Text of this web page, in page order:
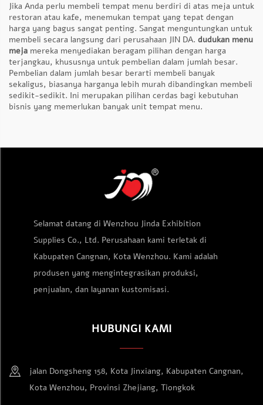
Jika Anda perlu membeli tempat menu berdiri di atas meja untuk
restoran atau kafe, menemukan tempat yang tepat dengan
harga yang bagus sangat penting. Sangat menguntungkan untuk
membeli secara langsung dari perusahaan JIN DA. dudukan menu
meja mereka menyediakan beragam pilihan dengan harga
terjangkau, khususnya untuk pembelian dalam jumlah besar.
Pembelian dalam jumlah besar berarti membeli banyak
sekaligus, biasanya harganya lebih murah dibandingkan membeli
sedikit-sedikit. Ini merupakan pilihan cerdas bagi kebutuhan
bisnis yang memerlukan banyak unit tempat menu.
Selamat datang di Wenzhou Jinda Exhibition
Supplies Co., Ltd. Perusahaan kami terletak di
Kabupaten Cangnan, Kota Wenzhou. Kami adalah
produsen yang mengintegrasikan produksi,
penjualan, dan layanan kustomisasi.
HUBUNGI KAMI
jalan Dongsheng 158, Kota Jinxiang, Kabupaten Cangnan,
Kota Wenzhou, Provinsi Zhejiang, Tiongkok